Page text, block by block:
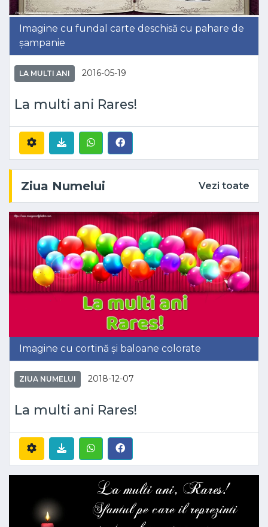
Imagine cu fundal carte deschisă cu pahare de
șampanie
LA MULTI ANI 2016-05-19
La multi ani Rares!
Ziua Numelui Vezi toate
Imagine cu cortină și baloane colorate
ZIUA NUMELUI 2018-12-07
La multi ani Rares!